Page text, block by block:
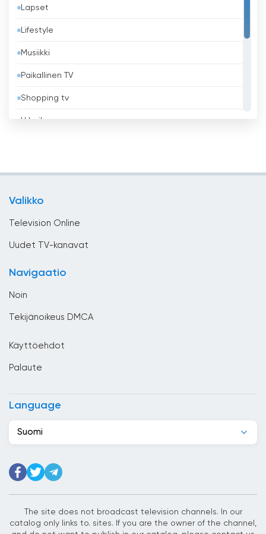
Belgia
Belize
Benin
Bhutan
Bolivia
El Salvador
Georgia
Guatemala
Haiti
Lapset
Lifestyle
Musiikki
Paikallinen TV
Shopping tv
Urheilu
Valikko
Television Online
Uudet TV-kanavat
Navigaatio
Noin
Tekijänoikeus DMCA
Käyttöehdot
Palaute
Language
Suomi
The site does not broadcast television channels. In our
catalog only links to. sites. If you are the owner of the channel,